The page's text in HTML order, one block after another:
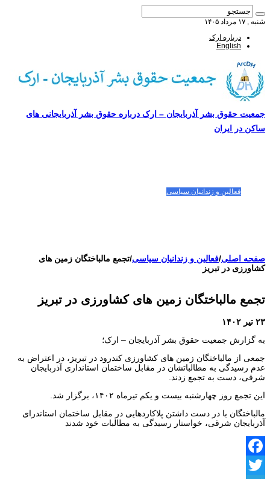
شنبه , ۱۷ مرداد ۱۴۰۵
درباره ارک
English
جمعیت حقوق بشر آذربایجان – ارک درباره حقوق بشر آذربایجانی های
ساکن در ایران
فعالین و زندانیان سیاسی
صفحه اصلی/فعالین و زندانیان سیاسی/تجمع مالباختگان زمین های
کشاورزی در تبریز
تجمع مالباختگان زمین های کشاورزی در تبریز
۲۳ تیر ۱۴۰۲
به گزارش جمعیت حقوق بشر آذربایجان – ارک؛
جمعی از مالباختگان زمین‌ های کشاورزی کندرود در تبریز، در اعتراض به
عدم رسیدگی به مطالباتشان در مقابل ساختمان استانداری آذربایجان
شرقی، دست به تجمع زدند.
این تجمع روز چهارشنبه بیست و یکم تیرماه ۱۴۰۲، برگزار شد.
مالباختگان با در دست داشتن پلاکاردهایی در مقابل ساختمان استاندرای
آذربایجان شرقی، خواستار رسیدگی به مطالبات خود شدند
Facebook